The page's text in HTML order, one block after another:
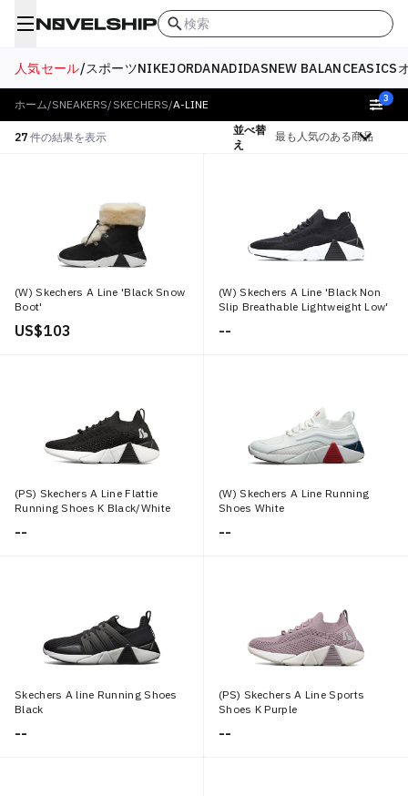
検索
人気セール/スポーツNIKEJORDANADIDASNEW BALANCEASICS
ホーム/SNEAKERS/ SKECHERS/A-LINE 3
27 件の結果を表示
並べ替
え
絞り込む
(W) Skechers A Line 'Black Snow
Boot'
US$ 103
(W) Skechers A Line 'Black Non
Slip Breathable Lightweight Low'
--
(PS) Skechers A Line Flattie
Running Shoes K Black/White
--
(W) Skechers A Line Running
Shoes White
--
Skechers A line Running Shoes
Black
--
(PS) Skechers A Line Sports
Shoes K Purple
--